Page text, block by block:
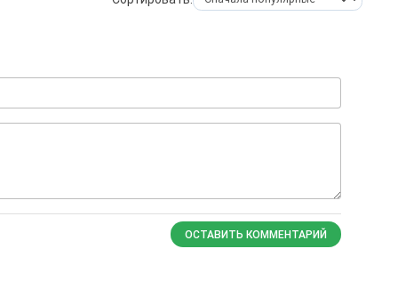
ОСТАВИТЬ КОММЕНТАРИЙ